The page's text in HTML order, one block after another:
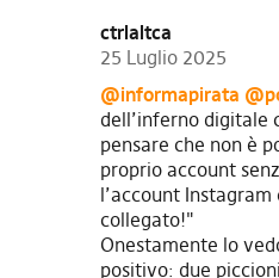
ctrlaltca
25 Luglio 2025
@informapirata
dell’inferno digitale
pensare che non è
proprio account
l’account
collegato!"
Onestamente lo
positivo: due